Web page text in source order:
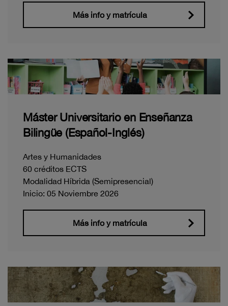
Más info y matrícula
Máster Universitario en Enseñanza
Bilingüe (Español-Inglés)
Artes y Humanidades
60 créditos ECTS
Modalidad Híbrida (Semipresencial)
Inicio: 05 Noviembre 2026
Más info y matrícula